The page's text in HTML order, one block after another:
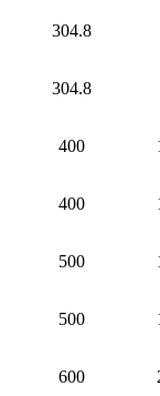
304.8
304.8
400
400
500
500
600